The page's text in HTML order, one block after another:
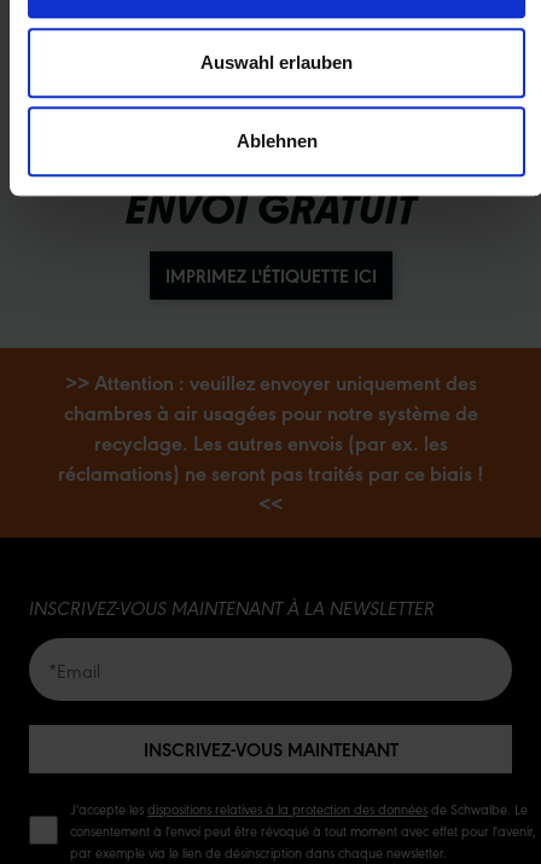
Auswahl erlauben
Ablehnen
ENVOI GRATUIT
IMPRIMEZ L'ÉTIQUETTE ICI
>> Attention : veuillez envoyer uniquement des
chambres à air usagées pour notre système de
recyclage. Les autres envois (par ex. les
réclamations) ne seront pas traités par ce biais !
<<
INSCRIVEZ-VOUS MAINTENANT À LA NEWSLETTER
INSCRIVEZ-VOUS MAINTENANT
J'accepte lesdispositions relatives à la protection des donnéesde Schwalbe. Le
consentement à l'envoi peut être révoqué à tout moment avec effet pour l'avenir,
par exemple via le lien de désinscription dans chaque newsletter.